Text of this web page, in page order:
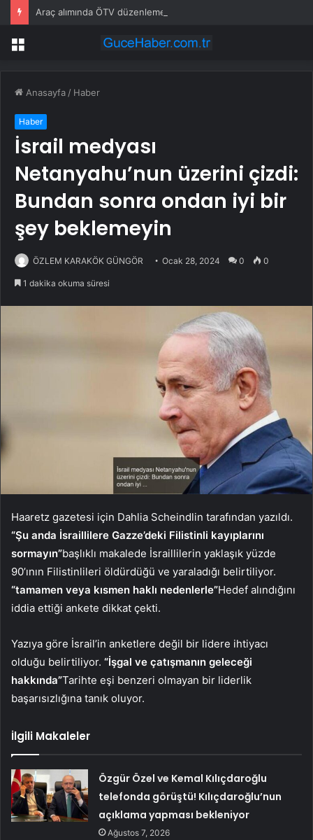
Menü
Anasayfa / Haber
Haber
İsrail medyası
Netanyahu’nun üzerini çizdi:
Bundan sonra ondan iyi bir
şey beklemeyin
ÖZLEM KARAKÖK GÜNGÖR Ocak 28, 2024 0 0
1 dakika okuma süresi
Haaretz gazetesi için Dahlia Scheindlin tarafından yazıldı.
“Şu anda İsraillilere Gazze’deki Filistinli kayıplarını
sormayın”başlıklı makalede İsraillilerin yaklaşık yüzde
90’ının Filistinlileri öldürdüğü ve yaraladığı belirtiliyor.
“tamamen veya kısmen haklı nedenlerle”Hedef alındığını
iddia ettiği ankete dikkat çekti.
Yazıya göre İsrail’in anketlere değil bir lidere ihtiyacı
olduğu belirtiliyor. “İşgal ve çatışmanın geleceği
hakkında”Tarihte eşi benzeri olmayan bir liderlik
başarısızlığına tanık oluyor.
İlgili Makaleler
Özgür Özel ve Kemal Kılıçdaroğlu
telefonda görüştü! Kılıçdaroğlu’nun
açıklama yapması bekleniyor
Ağustos 7, 2026